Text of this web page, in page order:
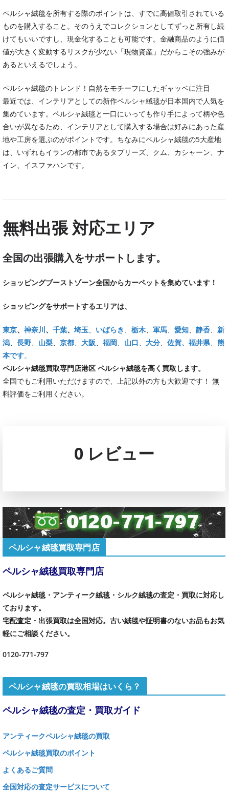
ペルシャ絨毯を所有する際のポイントは、すでに高値取引されている
ものを購入すること。そのうえでコレクションとしてずっと所有し続
けてもいいですし、現金化することも可能です。金融商品のように価
値が大きく変動するリスクが少ない「現物資産」だからこその強みが
あるといえるでしょう。
ペルシャ絨毯のトレンド！自然をモチーフにしたギャッベに注目
最近では、インテリアとしての新作ペルシャ絨毯が日本国内で人気を
集めています。ペルシャ絨毯と一口にいっても作り手によって柄や色
合いが異なるため、インテリアとして購入する場合は好みにあった産
地や工房を選ぶのがポイントです。ちなみにペルシャ絨毯の5大産地
は、いずれもイランの都市であるタブリーズ、クム、カシャーン、ナ
イン、イスファハンです。
無料出張 対応エリア
全国の出張購入をサポートします。
ショッピングブーストゾーン全国からカーペットを集めています！
ショッピングをサポートするエリアは、
東京、 神奈川、 千葉、 埼玉、 いばらき、 栃木、 軍馬、 愛知、 静香、 新
潟、 長野、 山梨、 京都、 大阪、 福岡、 山口、 大分、 佐賀、福井県、 熊
本です。
ペルシャ絨毯買取専門店港区 ペルシャ絨毯を高く買取します。
全国でもご利用いただけますので、上記以外の方も大歓迎です！ 無
料評価をご利用ください。
0 レビュー
ペルシャ絨毯買取専門店
ペルシャ絨毯買取専門店
ペルシャ絨毯・アンティーク絨毯・シルク絨毯の査定・買取に対応し
ております。
宅配査定・出張買取は全国対応。古い絨毯や証明書のないお品もお気
軽にご相談ください。
0120-771-797
ペルシャ絨毯の買取相場はいくら？
ペルシャ絨毯の査定・買取ガイド
アンティークペルシャ絨毯の買取
ペルシャ絨毯買取のポイント
よくあるご質問
全国対応の査定サービスについて